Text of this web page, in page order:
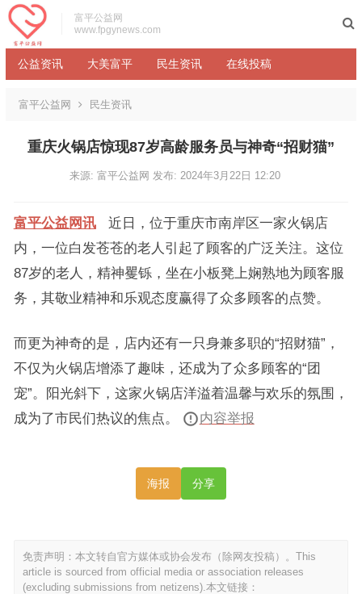
富平公益网
www.fpgynews.com
公益资讯 大美富平 民生资讯 在线投稿
富平公益网 民生资讯
重庆火锅店惊现87岁高龄服务员与神奇“招财猫”
来源: 富平公益网发布: 2024年3月22日 12:20
富平公益网讯
近日，位于重庆市南岸区一家火锅店
内，一位白发苍苍的老人引起了顾客的广泛关注。这位
87岁的老人，精神矍铄，坐在小板凳上娴熟地为顾客服
务，其敬业精神和乐观态度赢得了众多顾客的点赞。
而更为神奇的是，店内还有一只身兼多职的“招财猫”，
不仅为火锅店增添了趣味，还成为了众多顾客的“团
宠”。阳光斜下，这家火锅店洋溢着温馨与欢乐的氛围，
成为了市民们热议的焦点。
内容举报
海报 分享
免责声明：本文转自官方媒体或协会发布（除网友投稿）。This
article is sourced from official media or association releases
(excluding submissions from netizens).本文链接：